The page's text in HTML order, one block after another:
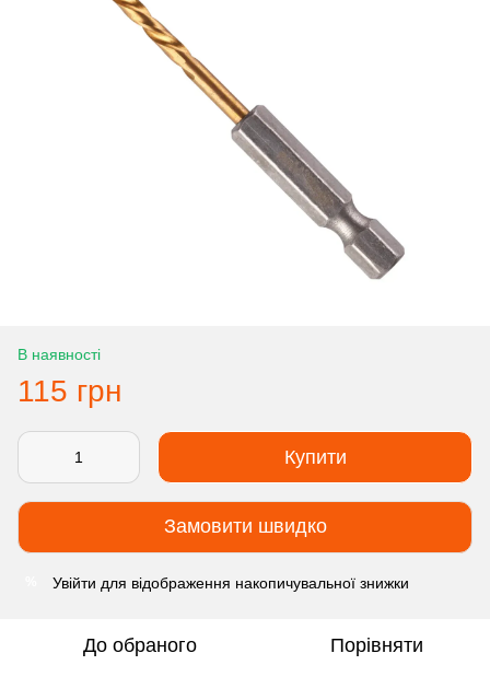
В наявності
115 грн
Купити
Замовити швидко
Увійти для відображення накопичувальної знижки
До обраного Порівняти